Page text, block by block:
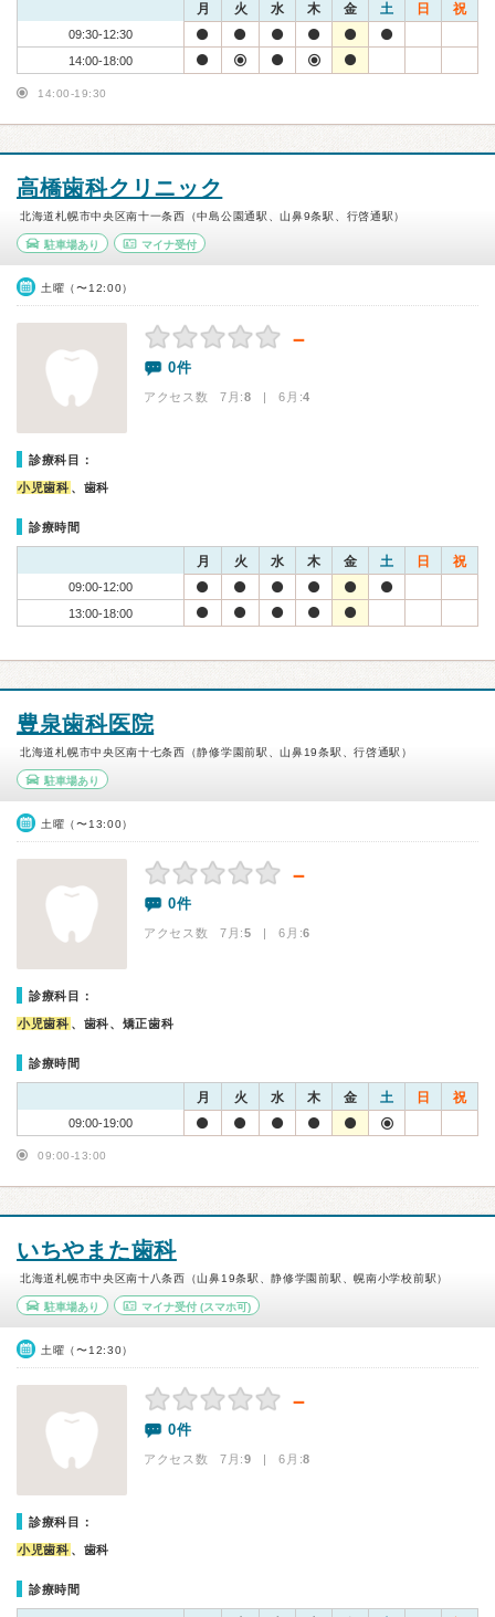
月 火 水 木 金 土 日 祝
09:30-12:30
14:00-18:00
14:00-19:30
高橋歯科クリニック
北海道札幌市中央区南十一条西（中島公園通駅、山鼻9条駅、行啓通駅）
駐車場あり マイナ受付
土曜（〜12:00）
－
0件
アクセス数 7月:8 | 6月:4
診療科目：
小児歯科 、歯科
診療時間
月 火 水 木 金 土 日 祝
09:00-12:00
13:00-18:00
豊泉歯科医院
北海道札幌市中央区南十七条西（静修学園前駅、山鼻19条駅、行啓通駅）
駐車場あり
土曜（〜13:00）
－
0件
アクセス数 7月:5 | 6月:6
診療科目：
小児歯科 、歯科、矯正歯科
診療時間
月 火 水 木 金 土 日 祝
09:00-19:00
09:00-13:00
いちやまた歯科
北海道札幌市中央区南十八条西（山鼻19条駅、静修学園前駅、幌南小学校前駅）
駐車場あり マイナ受付(スマホ可)
土曜（〜12:30）
－
0件
アクセス数 7月:9 | 6月:8
診療科目：
小児歯科 、歯科
診療時間